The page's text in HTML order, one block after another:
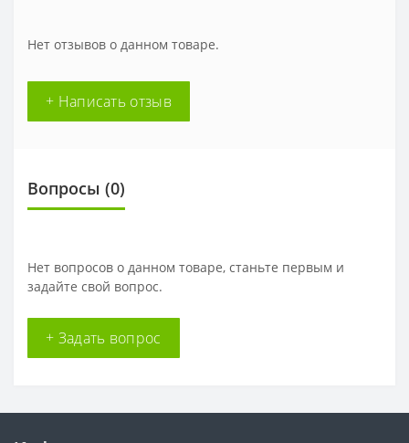
Нет отзывов о данном товаре.
+ Написать отзыв
Вопросы (0)
Нет вопросов о данном товаре, станьте первым и
задайте свой вопрос.
+ Задать вопрос